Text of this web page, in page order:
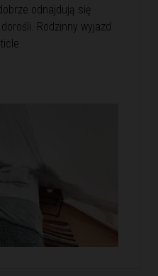
odnajdują się
Rodzinny wyjazd